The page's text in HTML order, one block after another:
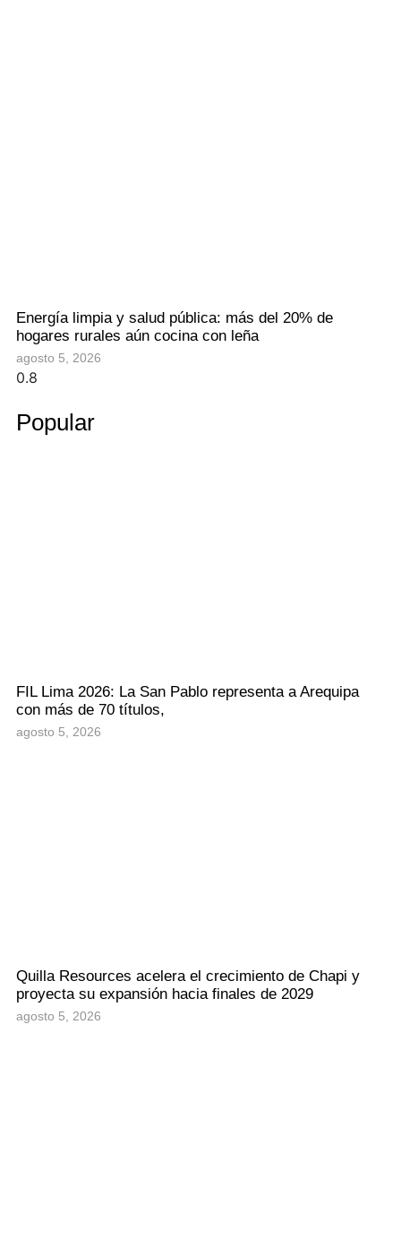
Energía limpia y salud pública: más del 20% de
hogares rurales aún cocina con leña
agosto 5, 2026
Popular
FIL Lima 2026: La San Pablo representa a Arequipa
con más de 70 títulos,
agosto 5, 2026
Quilla Resources acelera el crecimiento de Chapi y
proyecta su expansión hacia finales de 2029
agosto 5, 2026